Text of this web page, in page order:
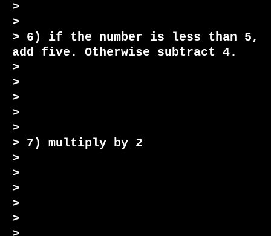
>
>
> 6) if the number is less than 5,
add five. Otherwise subtract 4.
>
>
>
>
>
> 7) multiply by 2
>
>
>
>
>